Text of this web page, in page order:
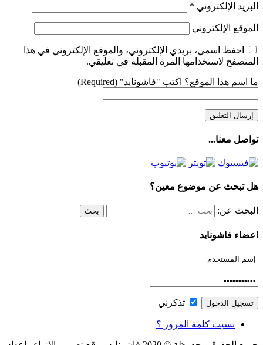
البريد الإلكتروني *
الموقع الإلكتروني
احفظ اسمي، بريدي الإلكتروني، والموقع الإلكتروني في هذا
المتصفح لاستخدامها المرة المقبلة في تعليقي.
ما اسم هذا الموقع؟ اكتب "فاشونايد" (Required)
تواصل معنا...
هل تبحث عن موضوع معين؟
البحث عن:
اعضاء فاشونايد
تذكرني
نسيت كلمة المرور ؟